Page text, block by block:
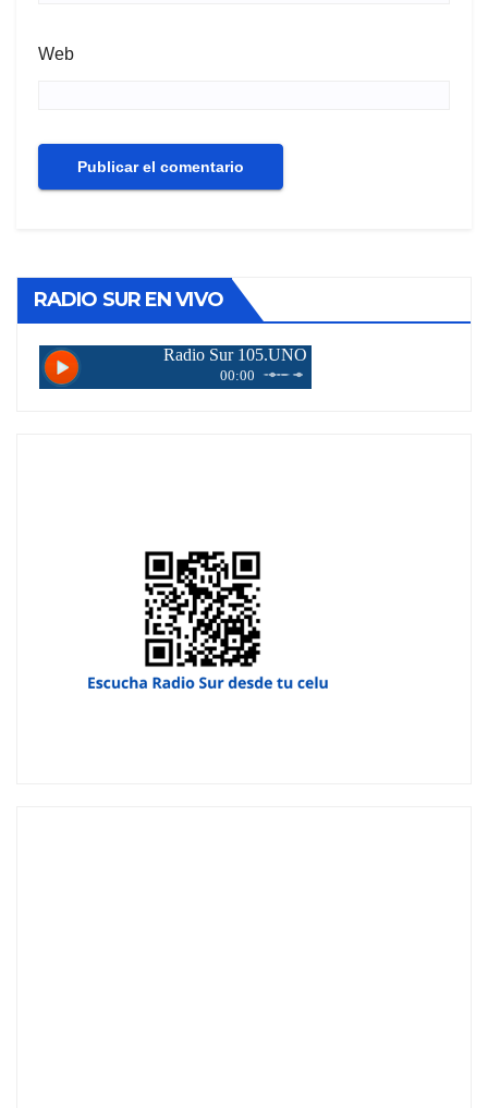
Web
RADIO SUR EN VIVO